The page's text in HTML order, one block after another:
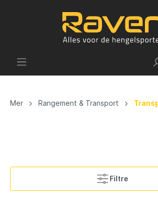
Mer Rangement & Transport
Filtre